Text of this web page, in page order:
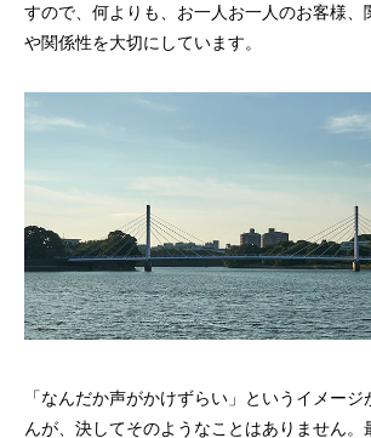
すので、何よりも、お一人お一人のお客様、
や関係性を大切にしています。
「なんだか声がかけずらい」というイメー
んが、決してそのようなことはありません。